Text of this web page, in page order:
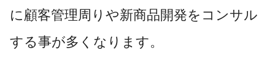
に顧客管理周りや新商品開発をコンサル
する事が多くなります。